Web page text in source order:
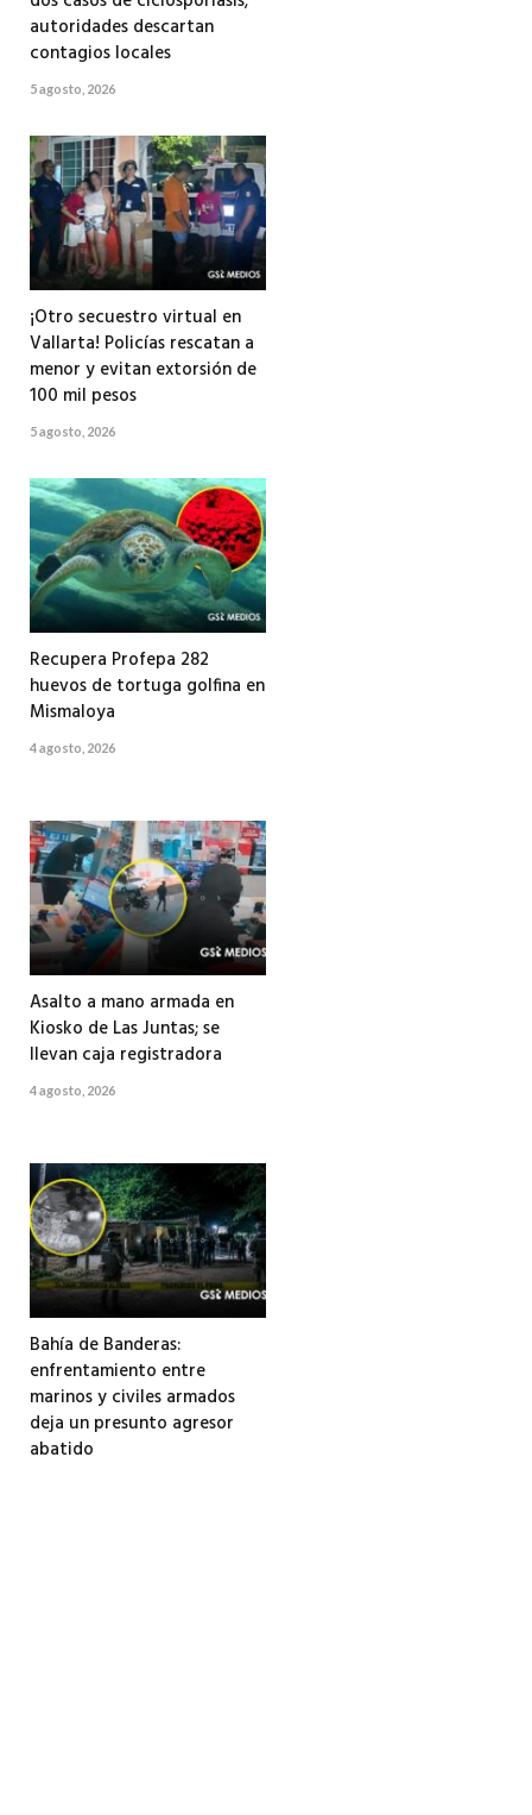
autoridades descartan
contagios locales
5 agosto, 2026
¡Otro secuestro virtual en
Vallarta! Policías rescatan a
menor y evitan extorsión de
100 mil pesos
5 agosto, 2026
Recupera Profepa 282
huevos de tortuga golfina en
Mismaloya
4 agosto, 2026
Asalto a mano armada en
Kiosko de Las Juntas; se
llevan caja registradora
4 agosto, 2026
Bahía de Banderas:
enfrentamiento entre
marinos y civiles armados
deja un presunto agresor
abatido